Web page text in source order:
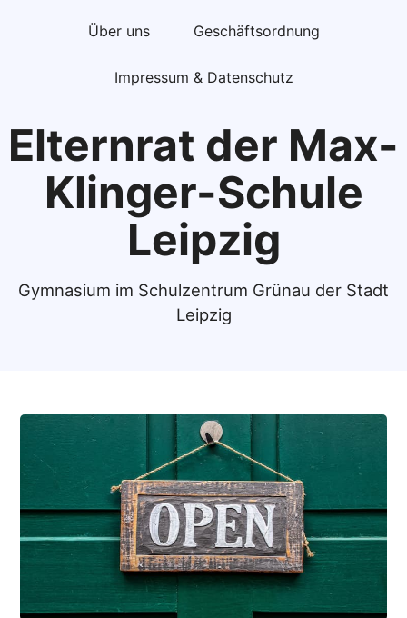
Über uns Geschäftsordnung
Impressum & Datenschutz
Elternrat der Max-
Klinger-Schule
Leipzig
Gymnasium im Schulzentrum Grünau der Stadt
Leipzig